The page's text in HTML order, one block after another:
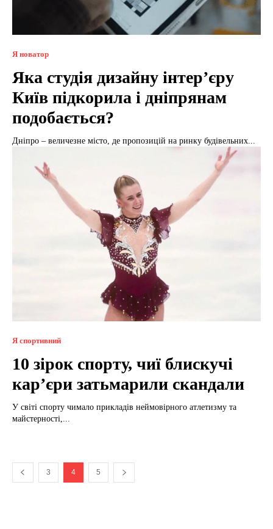
Я новатор
Яка студія дизайну інтер’єру
Київ підкорила і дніпрянам
подобається?
Дніпро – величезне місто, де пропозицій на ринку будівельних...
Я спортивний
10 зірок спорту, чиї блискучі
кар’єри затьмарили скандали
У світі спорту чимало прикладів неймовірного атлетизму та
майстерності,...
3 4 5